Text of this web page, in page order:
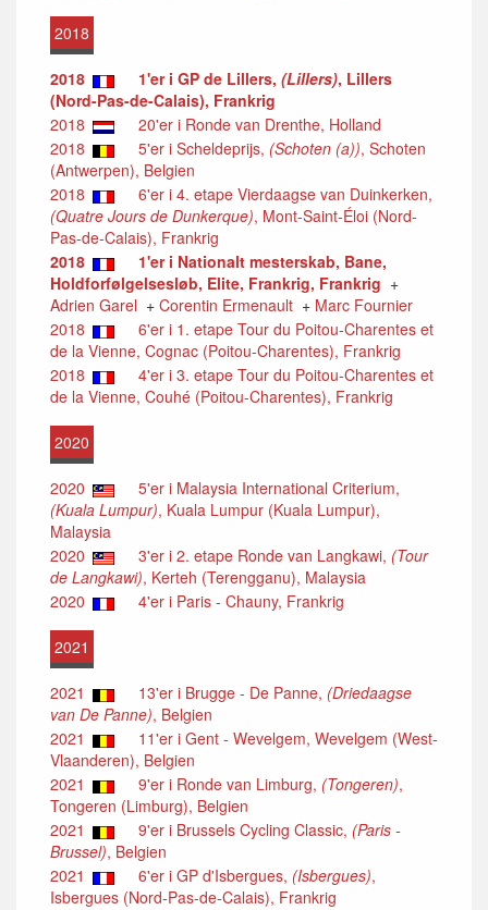
2018
2018 1'er i GP de Lillers, (Lillers), Lillers
(Nord-Pas-de-Calais), Frankrig
2018
20'er i Ronde van Drenthe, Holland
2018
5'er i Scheldeprijs, (Schoten (a)), Schoten
(Antwerpen), Belgien
2018
6'er i 4. etape Vierdaagse van Duinkerken,
(Quatre Jours de Dunkerque), Mont-Saint-Éloi (Nord-
Pas-de-Calais), Frankrig
2018
1'er i Nationalt mesterskab, Bane,
Holdforfølgelsesløb, Elite, Frankrig, Frankrig +
Adrien Garel + Corentin Ermenault + Marc Fournier
2018
6'er i 1. etape Tour du Poitou-Charentes et
de la Vienne, Cognac (Poitou-Charentes), Frankrig
2018
4'er i 3. etape Tour du Poitou-Charentes et
de la Vienne, Couhé (Poitou-Charentes), Frankrig
2020
2020
5'er i Malaysia International Criterium,
(Kuala Lumpur), Kuala Lumpur (Kuala Lumpur),
Malaysia
2020
3'er i 2. etape Ronde van Langkawi, (Tour
de Langkawi), Kerteh (Terengganu), Malaysia
2020
4'er i Paris - Chauny, Frankrig
2021
2021 13'er i Brugge - De Panne, (Driedaagse
van De Panne), Belgien
2021
11'er i Gent - Wevelgem, Wevelgem (West-
Vlaanderen), Belgien
2021
9'er i Ronde van Limburg, (Tongeren),
Tongeren (Limburg), Belgien
2021
9'er i Brussels Cycling Classic, (Paris -
Brussel), Belgien
2021
6'er i GP d'Isbergues, (Isbergues),
Isbergues (Nord-Pas-de-Calais), Frankrig